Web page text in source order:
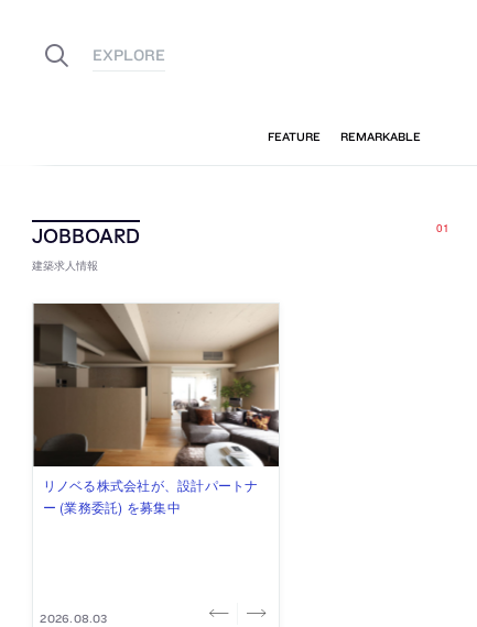
建築求人情報
古民家を軸に全国で“価値循環の仕組
み”を作り、リモートワーク主体の働
2026.08.03
リノベる株式会社が、設計パートナ
ー (業務委託) を募集中
2026.08.03
社会への影響力のある建築を手掛
け、スタッフ同士で助け合う環境づ
2026.07.31
代官山を拠点に活動する「梅澤竜也 /
ALA INC.」が、設計スタッフ・アル
2026.07.30
住宅や共同住宅などを手掛け、“合理
的でシンプルなデザイン”を志向する
2026.07.29